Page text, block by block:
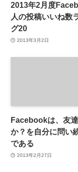
2013年2月度
人の投稿いいね数
グ20
2013年3月2日
Facebookは、友
か？を自分に問い
である
2013年2月27日